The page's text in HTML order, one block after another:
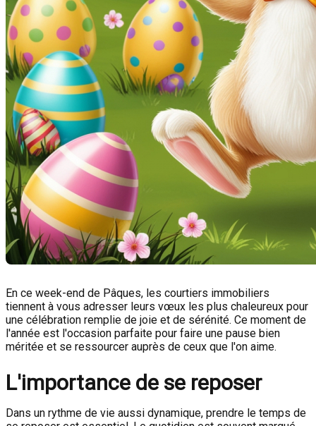
En ce week-end de Pâques, les courtiers immobiliers
tiennent à vous adresser leurs vœux les plus chaleureux pour
une célébration remplie de joie et de sérénité. Ce moment de
l'année est l'occasion parfaite pour faire une pause bien
méritée et se ressourcer auprès de ceux que l'on aime.
L'importance de se reposer
Dans un rythme de vie aussi dynamique, prendre le temps de